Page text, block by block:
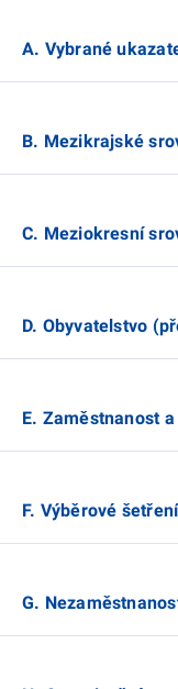
A. Vybrané
B. Mezikrajské
C. Meziokresní
D. Obyvatelstvo
E. Zaměstnanost
F. Výběrové
G.